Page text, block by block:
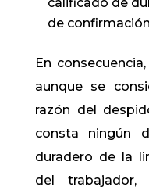
de
En
aunque se
razón del
consta ningún
duradero de la
del